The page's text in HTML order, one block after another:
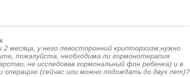
месяца, у него левосторонний крипторхизм,нужно
пожалуйста, необходима ли гормонотерапия
не исследовав гормональный фон ребенка) и в
операцию (сейчас или можно подождать до двух лет)?